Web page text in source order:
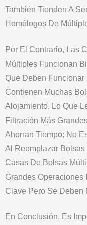
También Tienden A
Homólogos De
Por El Contrario, Las
Múltiples Funcionan
Que Deben
Contienen Muchas
Alojamiento, Lo Que
Filtración Más
Ahorran Tiempo; No
Al Reemplazar
Casas De Bolsas
Grandes
Clave Pero Se Deben
En Conclusión, Es